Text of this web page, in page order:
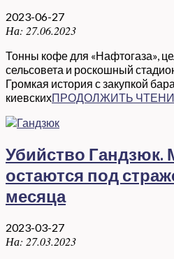
2023-06-27
На: 27.06.2023
Тонны кофе для «Нафтогаза»,
сельсовета и роскошный
Громкая история с закупкой
киевскихПРОДОЛЖИТЬ
Убийство Гандзюк.
остаются под
месяца
2023-03-27
На: 27.03.2023